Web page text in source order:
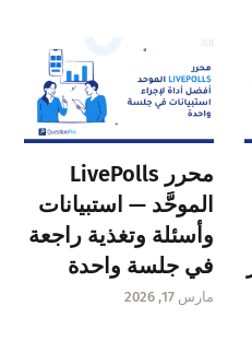
محرر LivePolls
الموحَّد — استبيانات
وأسئلة وتغذية راجعة
في جلسة واحدة
مارس 17, 2026